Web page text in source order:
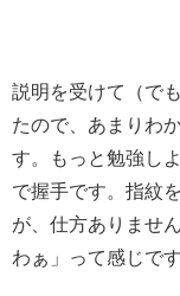
説明を受けて（で
たので、あまりわ
す。もっと勉強し
で握手です。指紋
が、仕方ありませ
わぁ」って感じです